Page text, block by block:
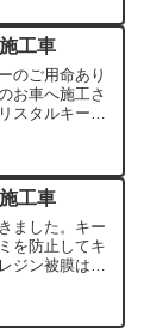
工車
のご用命あり
お車へ施工さ
スタルキーパ
！またのご来
工車
ました。キー
を防止してキ
ジン被膜はそ
なります。新